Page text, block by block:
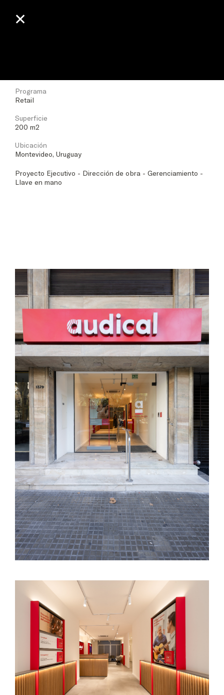
✕
✕
Programa
Retail
Superficie
200 m2
Ubicación
Montevideo, Uruguay
Proyecto Ejecutivo - Dirección de obra - Gerenciamiento -
Llave en mano